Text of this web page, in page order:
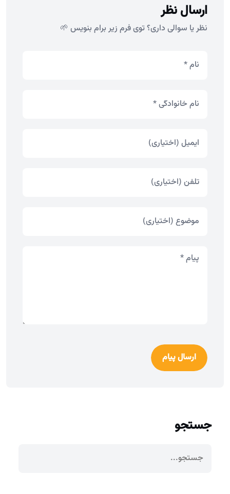
ارسال نظر
نظر یا سوالی داری؟ توی فرم زیر برام بنویس 🌱
ارسال پیام
جستجو